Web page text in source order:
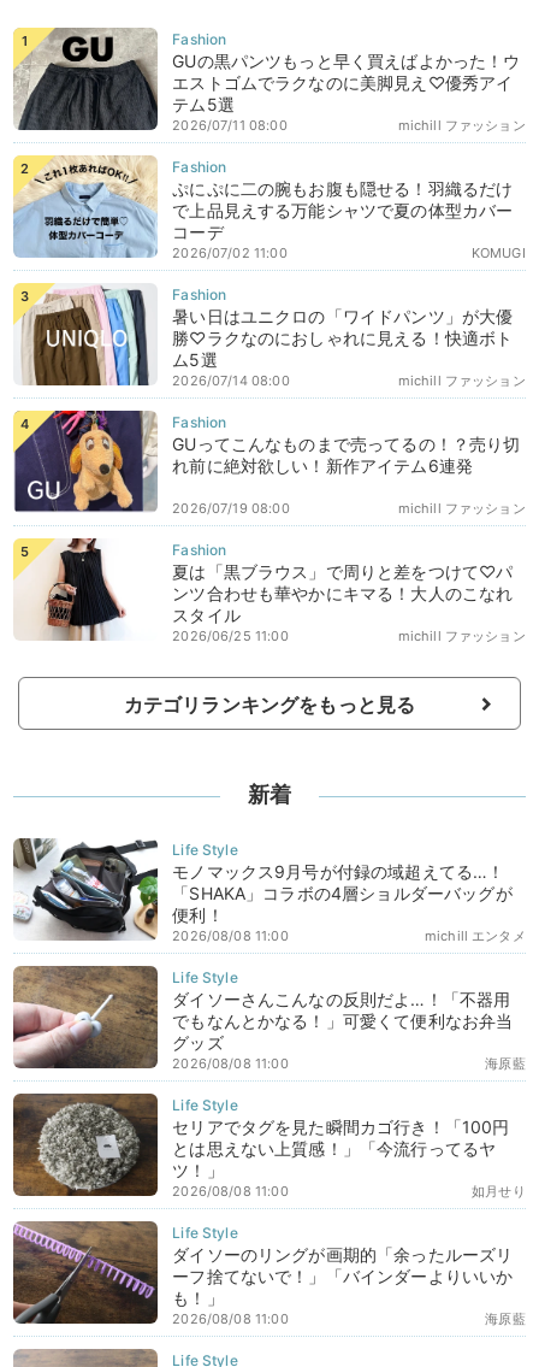
GUの黒パンツもっと早く買えばよかった！ウ
エストゴムでラクなのに美脚見え♡優秀アイ
テム5選
michill ファッション
2026/07/11 08:00
ぷにぷに二の腕もお腹も隠せる！羽織るだけ
で上品見えする万能シャツで夏の体型カバー
コーデ
KOMUGI
2026/07/02 11:00
暑い日はユニクロの「ワイドパンツ」が大優
勝♡ラクなのにおしゃれに見える！快適ボト
ム5選
michill ファッション
2026/07/14 08:00
GUってこんなものまで売ってるの！？売り切
れ前に絶対欲しい！新作アイテム6連発
michill ファッション
2026/07/19 08:00
夏は「黒ブラウス」で周りと差をつけて♡パ
ンツ合わせも華やかにキマる！大人のこなれ
スタイル
michill ファッション
2026/06/25 11:00
カテゴリランキングをもっと見る
新着
モノマックス9月号が付録の域超えてる…！
「SHAKA」コラボの4層ショルダーバッグが
便利！
michill エンタメ
2026/08/08 11:00
ダイソーさんこんなの反則だよ…！「不器用
でもなんとかなる！」可愛くて便利なお弁当
グッズ
海原藍
2026/08/08 11:00
セリアでタグを見た瞬間カゴ行き！「100円
とは思えない上質感！」「今流行ってるヤ
ツ！」
如月せり
2026/08/08 11:00
ダイソーのリングが画期的「余ったルーズリ
ーフ捨てないで！」「バインダーよりいいか
も！」
海原藍
2026/08/08 11:00